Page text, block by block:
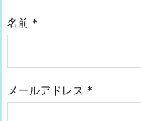
名前 *
メールアドレス *